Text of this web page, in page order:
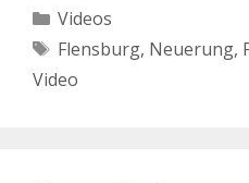
Kategorien
Videos
Schlagwörter
Flensburg, Neuerung,
Video